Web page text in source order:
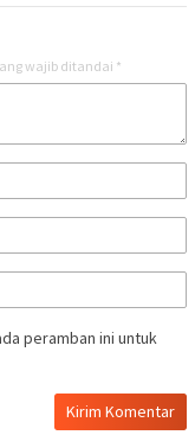
wajib ditandai *
peramban ini untuk